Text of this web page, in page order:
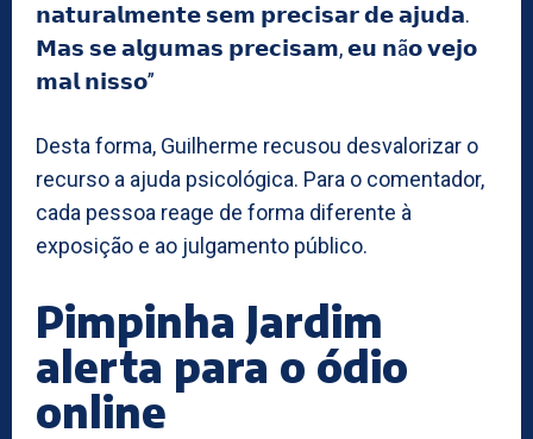
𝗻𝗮𝘁𝘂𝗿𝗮𝗹𝗺𝗲𝗻𝘁𝗲 𝘀𝗲𝗺 𝗽𝗿𝗲𝗰𝗶𝘀𝗮𝗿 𝗱𝗲 𝗮𝗷𝘂𝗱𝗮.
𝗠𝗮𝘀 𝘀𝗲 𝗮𝗹𝗴𝘂𝗺𝗮𝘀 𝗽𝗿𝗲𝗰𝗶𝘀𝗮𝗺, 𝗲𝘂 𝗻ã𝗼 𝘃𝗲𝗷𝗼
𝗺𝗮𝗹 𝗻𝗶𝘀𝘀𝗼”
Desta forma, Guilherme recusou desvalorizar o
recurso a ajuda psicológica. Para o comentador,
cada pessoa reage de forma diferente à
exposição e ao julgamento público.
Pimpinha Jardim
alerta para o ódio
online